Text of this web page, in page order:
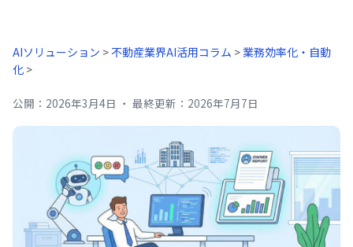
AIソリューション >不動産業界AI活用コラム >業務効率化・自動
化 >
公開： 2026年3月4日 ・ 最終更新： 2026年7月7日